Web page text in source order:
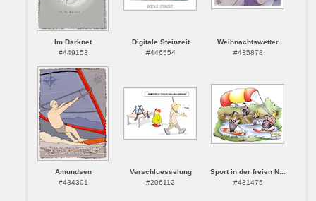
Im Darknet
#449153
Digitale Steinzeit
#446554
Weihnachtswetter
#435878
Amundsen
#434301
Verschluesselung
#206112
Sport in der freien N...
#431475